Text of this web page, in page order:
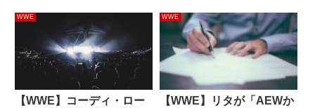
ジ）。彼はWWEとの契約が9月
末に満了する、と報じられてお
り、WrestleDreamへの出場は可
能なステータス...
出演しました。コーディはガイル
を、レインズは豪鬼（アクマ）を
演じ、日本からも後藤洋央紀がエ
ドモンド本田役で参加。プロレ
ス...
WWE
【WWE】コーディ・ロー
WWE
【WWE】リタが「AEWか